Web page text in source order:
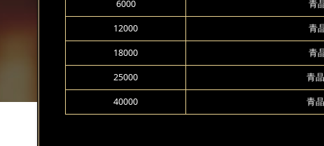
6000 青
12000 青
18000 青
25000 青
40000 青